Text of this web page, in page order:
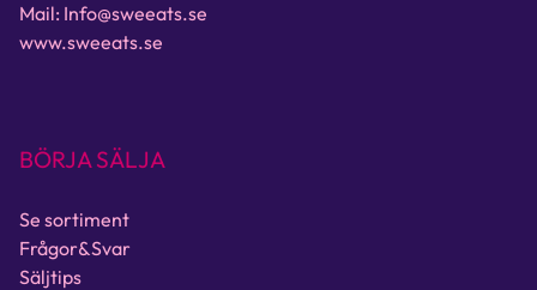
Mail: Info@sweeats.se
www.sweeats.se
BÖRJA SÄLJA
Se sortiment
Frågor&Svar
Säljtips